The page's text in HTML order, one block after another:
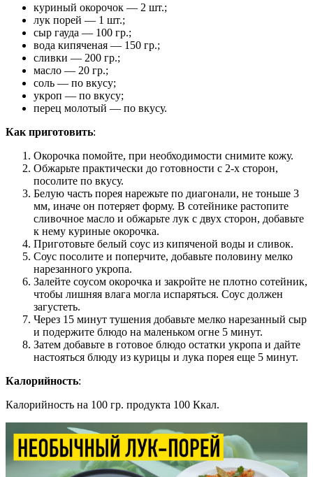
куриный окорочок — 2 шт.;
лук порей — 1 шт.;
сыр гауда — 100 гр.;
вода кипяченая — 150 гр.;
сливки — 200 гр.;
масло — 20 гр.;
соль — по вкусу;
укроп — по вкусу;
перец молотый — по вкусу.
Как приготовить:
Окорочка помойте, при необходимости снимите кожу.
Обжарьте практически до готовности с 2-х сторон,
посолите по вкусу.
Белую часть порея нарежьте по диагонали, не тоньше 3
мм, иначе он потеряет форму. В сотейнике растопите
сливочное масло и обжарьте лук с двух сторон, добавьте
к нему куриные окорочка.
Приготовьте белый соус из кипяченой воды и сливок.
Соус посолите и поперчите, добавьте половину мелко
нарезанного укропа.
Залейте соусом окорочка и закройте не плотно сотейник,
чтобы лишняя влага могла испаряться. Соус должен
загустеть.
Через 15 минут тушения добавьте мелко нарезанный сыр
и подержите блюдо на маленьком огне 5 минут.
Затем добавьте в готовое блюдо остатки укропа и дайте
настояться блюду из курицы и лука порея еще 5 минут.
Калорийность:
Калорийность на 100 гр. продукта 100 Ккал.